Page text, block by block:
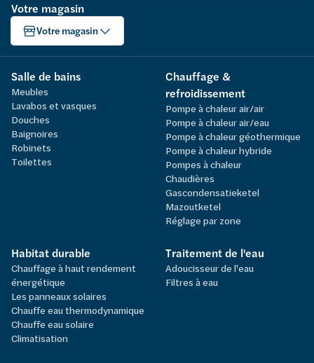
Votre magasin
Votre magasin
Salle de bains
Meubles
Lavabos et vasques
Douches
Baignoires
Robinets
Toilettes
Chauffage &
refroidissement
Pompe à chaleur air/air
Pompe à chaleur air/eau
Pompe à chaleur géothermique
Pompe à chaleur hybride
Pompes à chaleur
Chaudières
Gascondensatieketel
Mazoutketel
Réglage par zone
Habitat durable
Chauffage à haut rendement
énergétique
Les panneaux solaires
Chauffe eau thermodynamique
Chauffe eau solaire
Climatisation
Traitement de l'eau
Adoucisseur de l'eau
Filtres à eau